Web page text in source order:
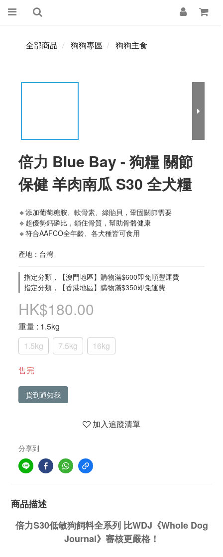
全部商品 狗狗專區 狗狗主食
倍力 Blue Bay - 狗糧 關節
保健 羊肉南瓜 S30 全犬糧
🔹添加葡萄糖胺、軟骨素、綠貽貝，鞏固關節需要
🔹超優勢鈣磷比，鎖住骨質，幫助骨骼健康
🔹符合AAFCO全年齡、各犬種皆可食用
產地：台灣
指定分類，【澳門地區】購物滿$600即免順豐運費
指定分類，【香港地區】購物滿$350即免運費
HK$180.00
重量 : 1.5kg
1.5kg
7.5kg 16kg
售完
貨到通知我
加入追蹤清單
分享到
商品描述
倍力S30低敏狗飼料全系列 比WDJ《Whole Dog
Journal》審核更嚴格！